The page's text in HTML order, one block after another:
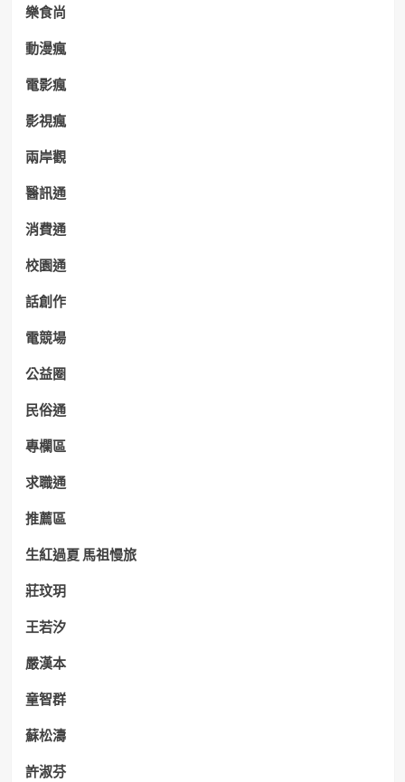
樂食尚
動漫瘋
電影瘋
影視瘋
兩岸觀
醫訊通
消費通
校園通
話創作
電競場
公益圈
民俗通
專欄區
求職通
推薦區
生紅過夏 馬祖慢旅
莊玟玥
王若汐
嚴漢本
童智群
蘇松濤
許淑芬